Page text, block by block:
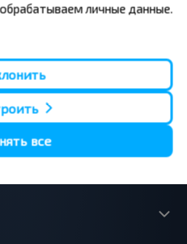
личные данные.
все